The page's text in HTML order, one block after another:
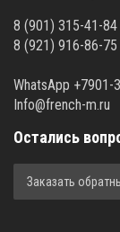
8 (901) 315-41-84
8 (921) 916-86-75
WhatsApp +7901-
Info@french-m.ru
Остались
Заказать